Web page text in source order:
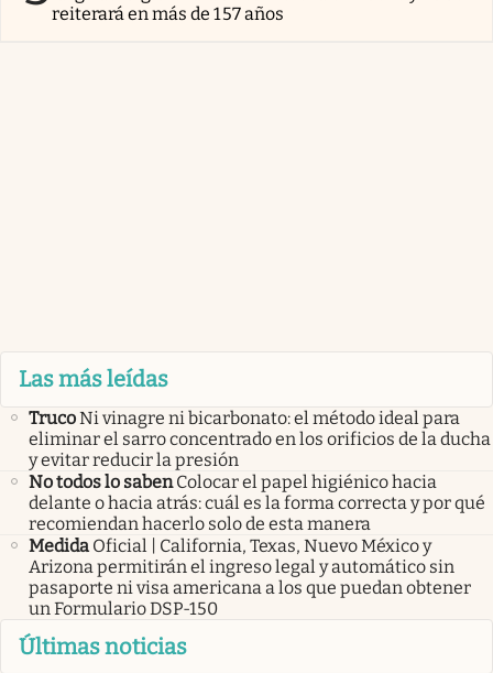
reiterará en más de 157 años
Las más leídas
TrucoNi vinagre ni bicarbonato: el método ideal para
eliminar el sarro concentrado en los orificios de la ducha
y evitar reducir la presión
No todos lo saben Colocar el papel higiénico hacia
delante o hacia atrás: cuál es la forma correcta y por qué
recomiendan hacerlo solo de esta manera
Medida Oficial | California, Texas, Nuevo México y
Arizona permitirán el ingreso legal y automático sin
pasaporte ni visa americana a los que puedan obtener
un Formulario DSP-150
Últimas noticias